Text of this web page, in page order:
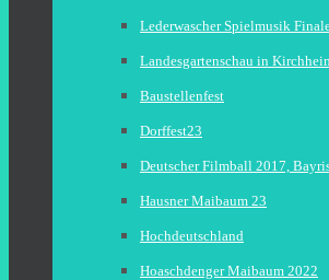
Lederwascher Spielmusik
Landesgartenschau in
Baustellenfest
Dorffest23
Deutscher Filmball 2017,
Hausner Maibaum 23
Hochdeutschland
Hoaschdenger Maibaum 2022